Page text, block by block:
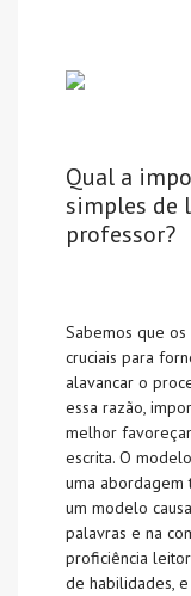
Qual a
simples de
professor?
Sabemos que
cruciais para
alavancar o
essa razão,
melhor
escrita. O
uma abordagem
um modelo
palavras e na
proficiência
de habilidades,